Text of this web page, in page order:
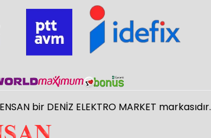
bir DENİZ ELEKTRO MARKET markasıdır.